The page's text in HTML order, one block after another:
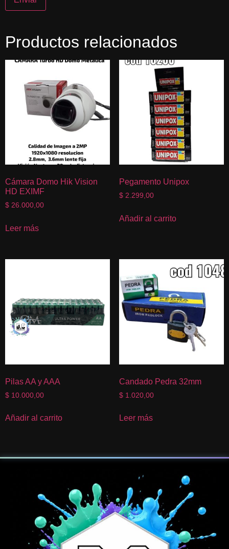
Productos relacionados
Cámara Domo Hik Vision
HD EXIMF
$ 26.000,00
Leer más
Pegamento Unipox
$2.299,00
Añadir al carrito
Pilas AA y AAA
$ 10.000,00
Añadir al carrito
Candado Pedra 32mm
$1.020,00
Leer más